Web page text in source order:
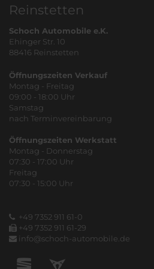
Reinstetten
Schoch Automobile e.K.
Ehinger Str. 10
88416 Reinstetten
Öffnungszeiten Verkauf
Montag - Freitag
09:00 - 18:00 Uhr
Samstag
nach Terminvereinbarung
Öffnungszeiten Werkstatt
Montag - Donnerstag
07:30 - 17:00 Uhr
Freitag
07:30 - 15:00 Uhr
+49 7352 911 61-0
+49 7352 911 61-29
info@schoch-automobile.de